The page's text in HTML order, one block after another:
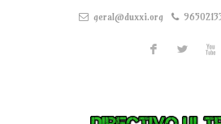
geral@duxxi.org
F L X